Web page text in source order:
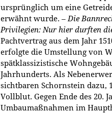
ursprünglich um eine
erwähnt wurde. – Die
Privilegien: Nur hier durften
Pachtvertrag aus dem Jahr
erfolgte die Umstellung von
spätklassizistische
Jahrhunderts. Als
sichtbaren Schornstein dazu,
Vollblut. Gegen Ende des 20.
Umbaumaßnahmen im